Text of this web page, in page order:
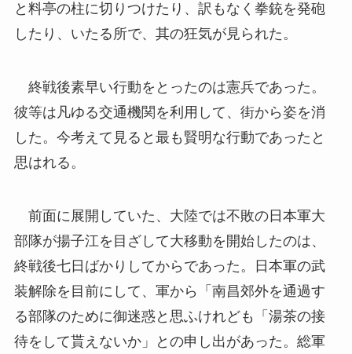
と料亭の柱に切りつけたり、訳もなく拳銃を発砲
したり、いたる所で、其の狂気が見られた。
終戦後素早い行動をとったのは憲兵であった。
彼等は凡ゆる交通機関を利用して、街から姿を消
した。今考えて見ると最も賢明な行動であったと
思はれる。
前面に展開していた、大陸では不敗の日本軍大
部隊が揚子江を目ざして大移動を開始したのは、
終戦後七日ばかりしてからであった。日本軍の武
装解除を目前にして、軍から「南昌郊外を通過す
る部隊のために御迷惑と思ふけれども「湯茶の接
待をして貰えないか」との申し出があった。総軍